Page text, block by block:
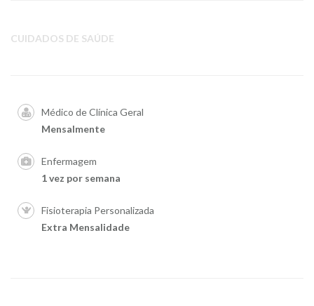
CUIDADOS DE SAÚDE
Médico de Clínica Geral
Mensalmente
Enfermagem
1 vez por semana
Fisioterapia Personalizada
Extra Mensalidade